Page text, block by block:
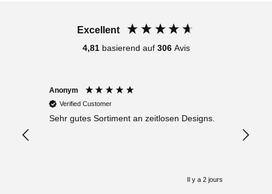
Excellent
4,81 basierend auf 306 Avis
Anonym
Verified Customer
Sehr gutes Sortiment an zeitlosen Designs.
Il y a 2 jours
kann